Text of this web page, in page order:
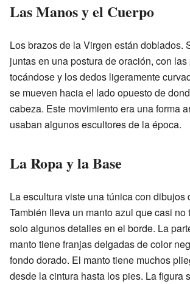
Las Manos y el Cuerpo
Los brazos de la Virgen están doblados.
juntas en una postura de oración, con
tocándose y los dedos ligeramente
se mueven hacia el lado opuesto de
cabeza. Este movimiento era una forma
usaban algunos escultores de la época.
La Ropa y la Base
La escultura viste una túnica con dibujos
También lleva un manto azul que casi no
solo algunos detalles en el borde. La
manto tiene franjas delgadas de color
fondo dorado. El manto tiene muchos
desde la cintura hasta los pies. La figura